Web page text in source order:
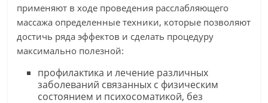
применяют в ходе проведения расслабляющего
массажа определенные техники, которые позволяют
достичь ряда эффектов и сделать процедуру
максимально полезной:
профилактика и лечение различных
заболеваний связанных с физическим
состоянием и психосоматикой, без